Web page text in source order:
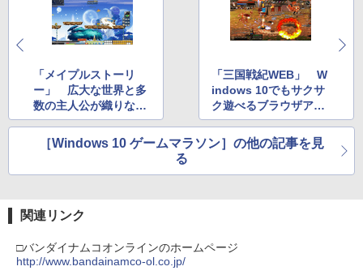
【純正品】DualSense ワイヤレスコン
トローラー ミッドナイト ブラック(CFI-
ZCT2J01)
￥10,737
5
￥10,737
【純正品】Xbox 充電式バッテリー + US
B-C ケーブル
￥2,618
￥14,141
第三章 蛇神 (Amazon.co.jp限定オリジ
ナル三方背収納ケース付きコレクション)
(オリジナル特典:オリジナル巾着＋メー
カー特典:【坤と離】二振りの剣、十翼よ
ボード付) [Blu-ray]
￥10,780
劇場版「鬼滅の刃」無限城編 第一章 猗
窩座再来 完全生産限定版 [Blu-ray]
「メイプルストーリ
ー」 広大な世界と多
数の主人公が織りなす
MMORPG
「三国戦紀WEB」 W
indows 10でもサクサ
ク遊べるブラウザアク
ションRPG
［Windows 10 ゲームマラソン］の他の記事を見
る
関連リンク
□バンダイナムコオンラインのホームページ
http://www.bandainamco-ol.co.jp/